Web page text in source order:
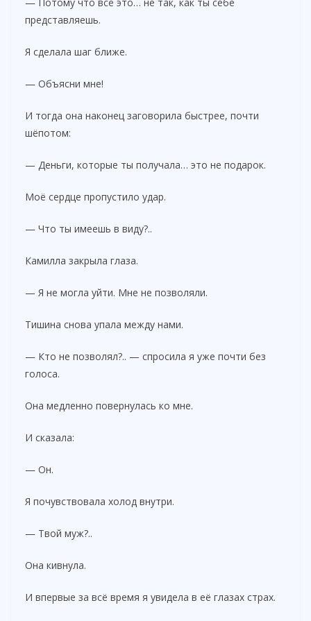
представляешь.
Я сделала шаг ближе.
— Объясни мне!
И тогда она наконец заговорила быстрее, почти
шёпотом:
— Деньги, которые ты получала… это не подарок.
Моё сердце пропустило удар.
— Что ты имеешь в виду?..
Камилла закрыла глаза.
— Я не могла уйти. Мне не позволяли.
Тишина снова упала между нами.
— Кто не позволял?.. — спросила я уже почти без
голоса.
Она медленно повернулась ко мне.
И сказала:
— Он.
Я почувствовала холод внутри.
— Твой муж?..
Она кивнула.
И впервые за всё время я увидела в её глазах страх.